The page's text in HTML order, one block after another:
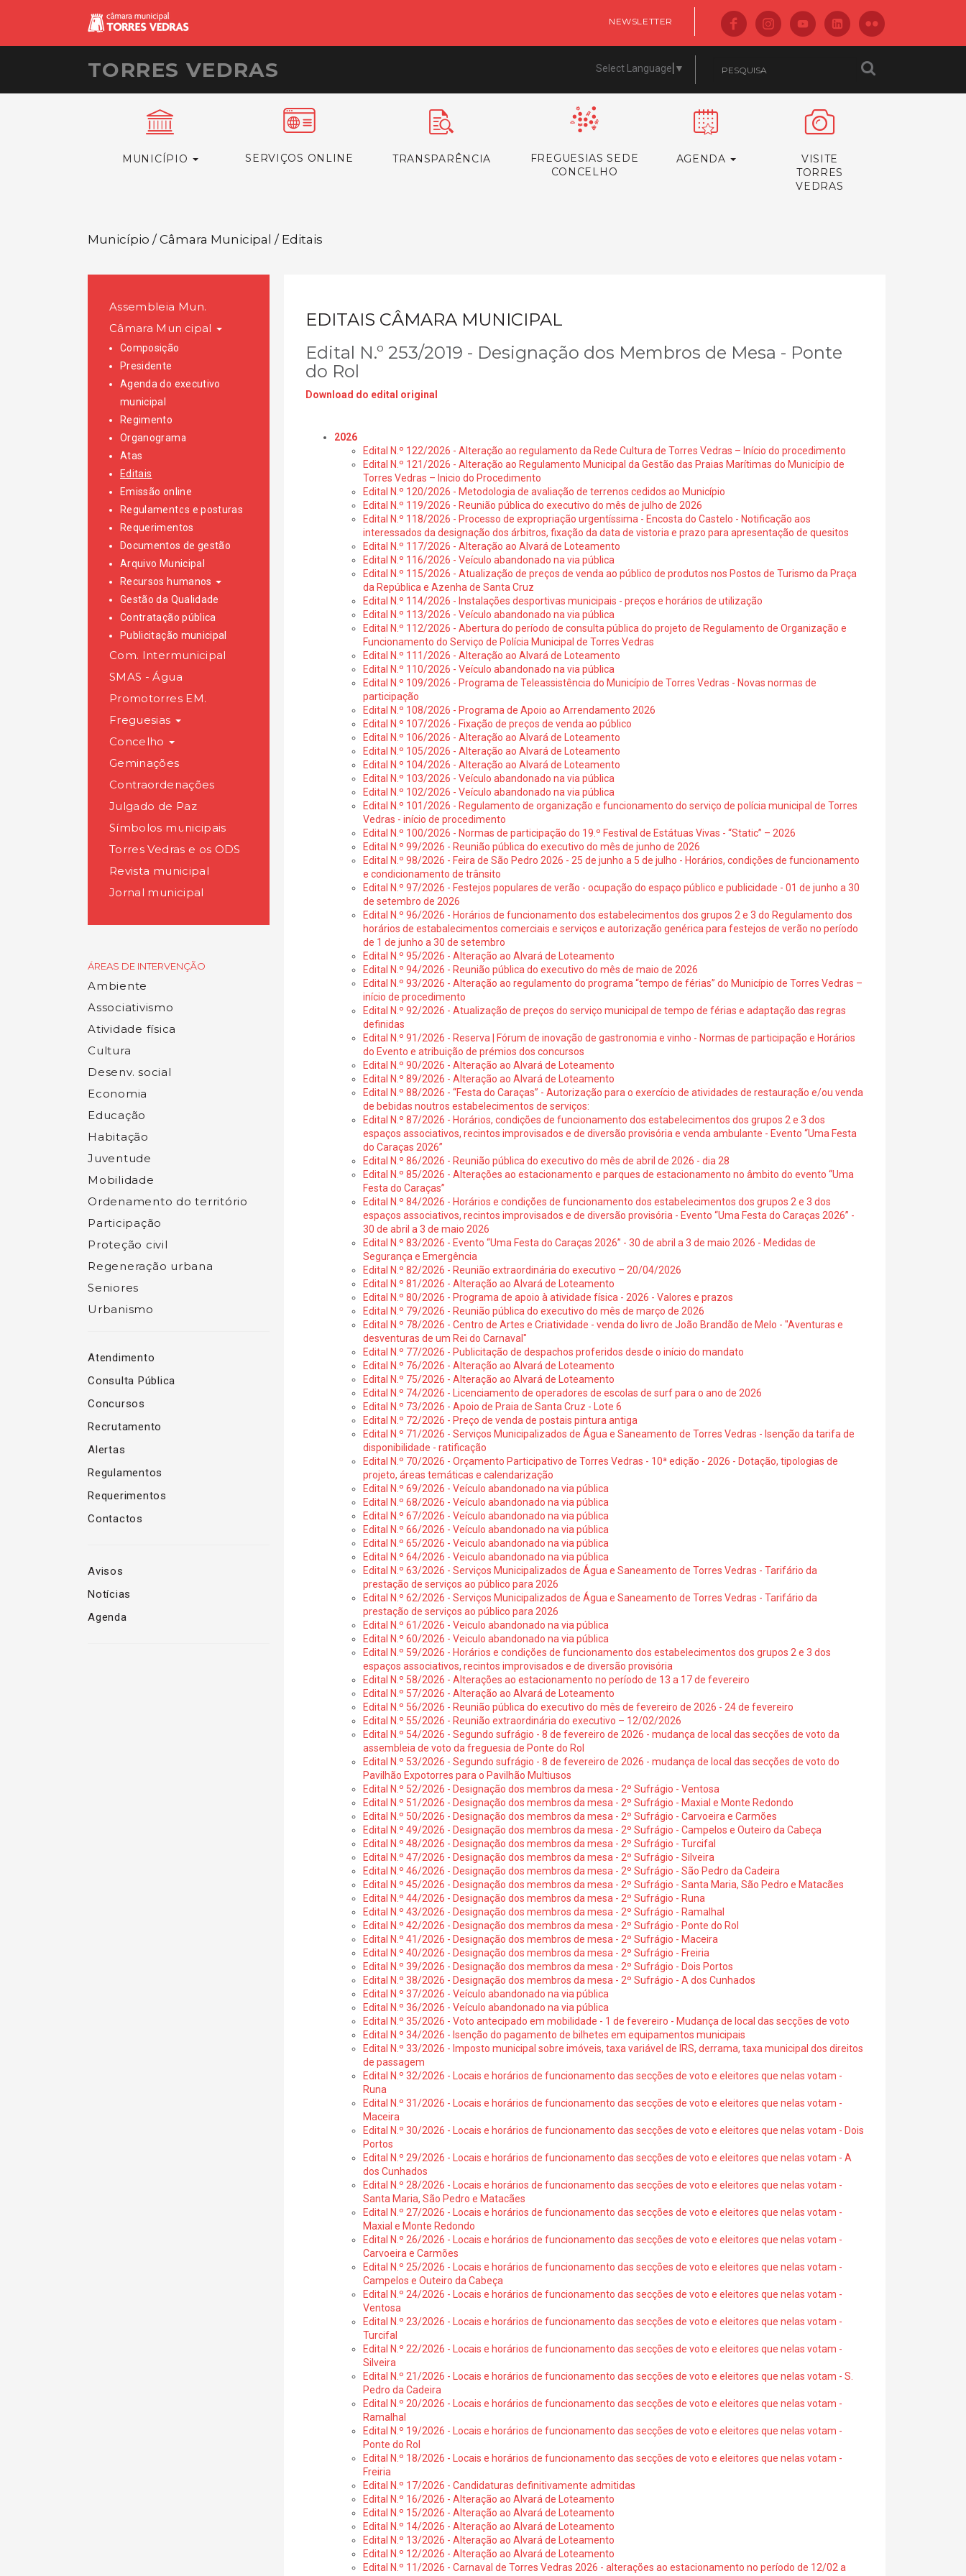
NEWSLETTER
TORRES VEDRAS Select Language ▼
MUNICÍPIO SERVIÇOS ONLINE TRANSPARÊNCIA
FREGUESIAS SEDE
CONCELHO
AGENDA
VISITE
TORRES
VEDRAS
Município / Câmara Municipal / Editais
Assembleia Mun.
Câmara Municipal
Composição
Presidente
Agenda do executivo
municipal
Regimento
Organograma
Atas
Editais
Emissão online
Regulamentos e posturas
Requerimentos
Documentos de gestão
Arquivo Municipal
Recursos humanos
Gestão da Qualidade
Contratação pública
Publicitação municipal
Com. Intermunicipal
SMAS - Água
Promotorres EM.
Freguesias
Concelho
Geminações
Contraordenações
Julgado de Paz
Símbolos municipais
Torres Vedras e os ODS
Revista municipal
Jornal municipal
ÁREAS DE INTERVENÇÃO
Ambiente
Associativismo
Atividade física
Cultura
Desenv. social
Economia
Educação
Habitação
Juventude
Mobilidade
Ordenamento do território
Participação
Proteção civil
Regeneração urbana
Seniores
Urbanismo
Atendimento
Consulta Pública
Concursos
Recrutamento
Alertas
Regulamentos
Requerimentos
Contactos
Avisos
Notícias
Agenda
EDITAIS CÂMARA MUNICIPAL
Edital N.º 253/2019 - Designação dos Membros de Mesa - Ponte
do Rol
Download do edital original
2026
Edital N.º 122/2026 - Alteração ao regulamento da Rede Cultura de Torres Vedras – Início do procedimento
Edital N.º 121/2026 - Alteração ao Regulamento Municipal da Gestão das Praias Marítimas do Município de
Torres Vedras – Inicio do Procedimento
Edital N.º 120/2026 - Metodologia de avaliação de terrenos cedidos ao Município
Edital N.º 119/2026 - Reunião pública do executivo do mês de julho de 2026
Edital N.º 118/2026 - Processo de expropriação urgentíssima - Encosta do Castelo - Notificação aos
interessados da designação dos árbitros, fixação da data de vistoria e prazo para apresentação de quesitos
Edital N.º 117/2026 - Alteração ao Alvará de Loteamento
Edital N.º 116/2026 - Veículo abandonado na via pública
Edital N.º 115/2026 - Atualização de preços de venda ao público de produtos nos Postos de Turismo da Praça
da República e Azenha de Santa Cruz
Edital N.º 114/2026 - Instalações desportivas municipais - preços e horários de utilização
Edital N.º 113/2026 - Veículo abandonado na via pública
Edital N.º 112/2026 - Abertura do período de consulta pública do projeto de Regulamento de Organização e
Funcionamento do Serviço de Polícia Municipal de Torres Vedras
Edital N.º 111/2026 - Alteração ao Alvará de Loteamento
Edital N.º 110/2026 - Veículo abandonado na via pública
Edital N.º 109/2026 - Programa de Teleassistência do Município de Torres Vedras - Novas normas de
participação
Edital N.º 108/2026 - Programa de Apoio ao Arrendamento 2026
Edital N.º 107/2026 - Fixação de preços de venda ao público
Edital N.º 106/2026 - Alteração ao Alvará de Loteamento
Edital N.º 105/2026 - Alteração ao Alvará de Loteamento
Edital N.º 104/2026 - Alteração ao Alvará de Loteamento
Edital N.º 103/2026 - Veículo abandonado na via pública
Edital N.º 102/2026 - Veículo abandonado na via pública
Edital N.º 101/2026 - Regulamento de organização e funcionamento do serviço de polícia municipal de Torres
Vedras - início de procedimento
Edital N.º 100/2026 - Normas de participação do 19.º Festival de Estátuas Vivas - “Static” – 2026
Edital N.º 99/2026 - Reunião pública do executivo do mês de junho de 2026
Edital N.º 98/2026 - Feira de São Pedro 2026 - 25 de junho a 5 de julho - Horários, condições de funcionamento
e condicionamento de trânsito
Edital N.º 97/2026 - Festejos populares de verão - ocupação do espaço público e publicidade - 01 de junho a 30
de setembro de 2026
Edital N.º 96/2026 - Horários de funcionamento dos estabelecimentos dos grupos 2 e 3 do Regulamento dos
horários de estabalecimentos comerciais e serviços e autorização genérica para festejos de verão no período
de 1 de junho a 30 de setembro
Edital N.º 95/2026 - Alteração ao Alvará de Loteamento
Edital N.º 94/2026 - Reunião pública do executivo do mês de maio de 2026
Edital N.º 93/2026 - Alteração ao regulamento do programa “tempo de férias” do Município de Torres Vedras –
início de procedimento
Edital N.º 92/2026 - Atualização de preços do serviço municipal de tempo de férias e adaptação das regras
definidas
Edital N.º 91/2026 - Reserva | Fórum de inovação de gastronomia e vinho - Normas de participação e Horários
do Evento e atribuição de prémios dos concursos
Edital N.º 90/2026 - Alteração ao Alvará de Loteamento
Edital N.º 89/2026 - Alteração ao Alvará de Loteamento
Edital N.º 88/2026 - “Festa do Caraças” - Autorização para o exercício de atividades de restauração e/ou venda
de bebidas noutros estabelecimentos de serviços:
Edital N.º 87/2026 - Horários, condições de funcionamento dos estabelecimentos dos grupos 2 e 3 dos
espaços associativos, recintos improvisados e de diversão provisória e venda ambulante - Evento “Uma Festa
do Caraças 2026”
Edital N.º 86/2026 - Reunião pública do executivo do mês de abril de 2026 - dia 28
Edital N.º 85/2026 - Alterações ao estacionamento e parques de estacionamento no âmbito do evento “Uma
Festa do Caraças”
Edital N.º 84/2026 - Horários e condições de funcionamento dos estabelecimentos dos grupos 2 e 3 dos
espaços associativos, recintos improvisados e de diversão provisória - Evento “Uma Festa do Caraças 2026” -
30 de abril a 3 de maio 2026
Edital N.º 83/2026 - Evento “Uma Festa do Caraças 2026” - 30 de abril a 3 de maio 2026 - Medidas de
Segurança e Emergência
Edital N.º 82/2026 - Reunião extraordinária do executivo – 20/04/2026
Edital N.º 81/2026 - Alteração ao Alvará de Loteamento
Edital N.º 80/2026 - Programa de apoio à atividade física - 2026 - Valores e prazos
Edital N.º 79/2026 - Reunião pública do executivo do mês de março de 2026
Edital N.º 78/2026 - Centro de Artes e Criatividade - venda do livro de João Brandão de Melo - "Aventuras e
desventuras de um Rei do Carnaval"
Edital N.º 77/2026 - Publicitação de despachos proferidos desde o início do mandato
Edital N.º 76/2026 - Alteração ao Alvará de Loteamento
Edital N.º 75/2026 - Alteração ao Alvará de Loteamento
Edital N.º 74/2026 - Licenciamento de operadores de escolas de surf para o ano de 2026
Edital N.º 73/2026 - Apoio de Praia de Santa Cruz - Lote 6
Edital N.º 72/2026 - Preço de venda de postais pintura antiga
Edital N.º 71/2026 - Serviços Municipalizados de Água e Saneamento de Torres Vedras - Isenção da tarifa de
disponibilidade - ratificação
Edital N.º 70/2026 - Orçamento Participativo de Torres Vedras - 10ª edição - 2026 - Dotação, tipologias de
projeto, áreas temáticas e calendarização
Edital N.º 69/2026 - Veículo abandonado na via pública
Edital N.º 68/2026 - Veículo abandonado na via pública
Edital N.º 67/2026 - Veículo abandonado na via pública
Edital N.º 66/2026 - Veículo abandonado na via pública
Edital N.º 65/2026 - Veiculo abandonado na via pública
Edital N.º 64/2026 - Veiculo abandonado na via pública
Edital N.º 63/2026 - Serviços Municipalizados de Água e Saneamento de Torres Vedras - Tarifário da
prestação de serviços ao público para 2026
Edital N.º 62/2026 - Serviços Municipalizados de Água e Saneamento de Torres Vedras - Tarifário da
prestação de serviços ao público para 2026
Edital N.º 61/2026 - Veiculo abandonado na via pública
Edital N.º 60/2026 - Veiculo abandonado na via pública
Edital N.º 59/2026 - Horários e condições de funcionamento dos estabelecimentos dos grupos 2 e 3 dos
espaços associativos, recintos improvisados e de diversão provisória
Edital N.º 58/2026 - Alterações ao estacionamento no período de 13 a 17 de fevereiro
Edital N.º 57/2026 - Alteração ao Alvará de Loteamento
Edital N.º 56/2026 - Reunião pública do executivo do mês de fevereiro de 2026 - 24 de fevereiro
Edital N.º 55/2026 - Reunião extraordinária do executivo – 12/02/2026
Edital N.º 54/2026 - Segundo sufrágio - 8 de fevereiro de 2026 - mudança de local das secções de voto da
assembleia de voto da freguesia de Ponte do Rol
Edital N.º 53/2026 - Segundo sufrágio - 8 de fevereiro de 2026 - mudança de local das secções de voto do
Pavilhão Expotorres para o Pavilhão Multiusos
Edital N.º 52/2026 - Designação dos membros da mesa - 2º Sufrágio - Ventosa
Edital N.º 51/2026 - Designação dos membros da mesa - 2º Sufrágio - Maxial e Monte Redondo
Edital N.º 50/2026 - Designação dos membros da mesa - 2º Sufrágio - Carvoeira e Carmões
Edital N.º 49/2026 - Designação dos membros da mesa - 2º Sufrágio - Campelos e Outeiro da Cabeça
Edital N.º 48/2026 - Designação dos membros da mesa - 2º Sufrágio - Turcifal
Edital N.º 47/2026 - Designação dos membros da mesa - 2º Sufrágio - Silveira
Edital N.º 46/2026 - Designação dos membros da mesa - 2º Sufrágio - São Pedro da Cadeira
Edital N.º 45/2026 - Designação dos membros da mesa - 2º Sufrágio - Santa Maria, São Pedro e Matacães
Edital N.º 44/2026 - Designação dos membros da mesa - 2º Sufrágio - Runa
Edital N.º 43/2026 - Designação dos membros da mesa - 2º Sufrágio - Ramalhal
Edital N.º 42/2026 - Designação dos membros da mesa - 2º Sufrágio - Ponte do Rol
Edital N.º 41/2026 - Designação dos membros de mesa - 2º Sufrágio - Maceira
Edital N.º 40/2026 - Designação dos membros da mesa - 2º Sufrágio - Freiria
Edital N.º 39/2026 - Designação dos membros da mesa - 2º Sufrágio - Dois Portos
Edital N.º 38/2026 - Designação dos membros da mesa - 2º Sufrágio - A dos Cunhados
Edital N.º 37/2026 - Veículo abandonado na via pública
Edital N.º 36/2026 - Veículo abandonado na via pública
Edital N.º 35/2026 - Voto antecipado em mobilidade - 1 de fevereiro - Mudança de local das secções de voto
Edital N.º 34/2026 - Isenção do pagamento de bilhetes em equipamentos municipais
Edital N.º 33/2026 - Imposto municipal sobre imóveis, taxa variável de IRS, derrama, taxa municipal dos direitos
de passagem
Edital N.º 32/2026 - Locais e horários de funcionamento das secções de voto e eleitores que nelas votam -
Runa
Edital N.º 31/2026 - Locais e horários de funcionamento das secções de voto e eleitores que nelas votam -
Maceira
Edital N.º 30/2026 - Locais e horários de funcionamento das secções de voto e eleitores que nelas votam - Dois
Portos
Edital N.º 29/2026 - Locais e horários de funcionamento das secções de voto e eleitores que nelas votam - A
dos Cunhados
Edital N.º 28/2026 - Locais e horários de funcionamento das secções de voto e eleitores que nelas votam -
Santa Maria, São Pedro e Matacães
Edital N.º 27/2026 - Locais e horários de funcionamento das secções de voto e eleitores que nelas votam -
Maxial e Monte Redondo
Edital N.º 26/2026 - Locais e horários de funcionamento das secções de voto e eleitores que nelas votam -
Carvoeira e Carmões
Edital N.º 25/2026 - Locais e horários de funcionamento das secções de voto e eleitores que nelas votam -
Campelos e Outeiro da Cabeça
Edital N.º 24/2026 - Locais e horários de funcionamento das secções de voto e eleitores que nelas votam -
Ventosa
Edital N.º 23/2026 - Locais e horários de funcionamento das secções de voto e eleitores que nelas votam -
Turcifal
Edital N.º 22/2026 - Locais e horários de funcionamento das secções de voto e eleitores que nelas votam -
Silveira
Edital N.º 21/2026 - Locais e horários de funcionamento das secções de voto e eleitores que nelas votam - S.
Pedro da Cadeira
Edital N.º 20/2026 - Locais e horários de funcionamento das secções de voto e eleitores que nelas votam -
Ramalhal
Edital N.º 19/2026 - Locais e horários de funcionamento das secções de voto e eleitores que nelas votam -
Ponte do Rol
Edital N.º 18/2026 - Locais e horários de funcionamento das secções de voto e eleitores que nelas votam -
Freiria
Edital N.º 17/2026 - Candidaturas definitivamente admitidas
Edital N.º 16/2026 - Alteração ao Alvará de Loteamento
Edital N.º 15/2026 - Alteração ao Alvará de Loteamento
Edital N.º 14/2026 - Alteração ao Alvará de Loteamento
Edital N.º 13/2026 - Alteração ao Alvará de Loteamento
Edital N.º 12/2026 - Alteração ao Alvará de Loteamento
Edital N.º 11/2026 - Carnaval de Torres Vedras 2026 - alterações ao estacionamento no período de 12/02 a